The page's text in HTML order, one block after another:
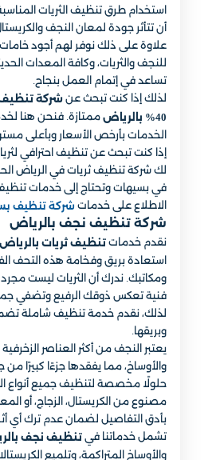
استخدام طرق تنظيف الثريات
أن تتأثر جودة لمعان النجف
علاوة على ذلك نوفر لهم أجود خامات
للنجف والثريات، وكافة المعدات
تساعد في إتمام العمل بنجاح.
لذلك إذا كنت تبحث عن شركة
40% بالرياض
ممتازة. فنحن هنا
الخدمات بأرخص الأسعار وبأعلى
إذا كنت تبحث عن تنظيف احترافي
لك شركة تنظيف ثريات في الرياض
في بسيهات وتحتاج إلى خدمات
الاطلاع على خدمات شركة تنظيف
شركة تنظيف نجف بالرياض
نقدم خدمات تنظيف ثريات بالرياض
استعادة بريق وفخامة هذه التحف
ومكاتبك. ندرك أن الثريات ليست
فنية تعكس ذوقك الرفيع وتضفي
لذلك، نقدم خدمة تنظيف شاملة
وبريقها.
يعتبر النجف من أكثر العناصر الزخرفية
والأوساخ، مما يفقدها جزءًا كبيرًا من
حلولًا مخصصة لتنظيف جميع أنواع
مصنوع من الكريستال، الزجاج، أو
بأدق التفاصيل لضمان عدم ترك أي أثر
تشمل خدماتنا في تنظيف نجف
والأوساخ المتراكمة، وتلميع